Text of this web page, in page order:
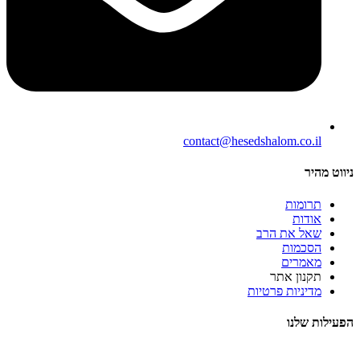
contact@hesedshalom.co.il
ניווט מהיר
תרומות
אודות
שאל את הרב
הסכמות
מאמרים
תקנון אתר
מדיניות פרטיות
הפעילות שלנו